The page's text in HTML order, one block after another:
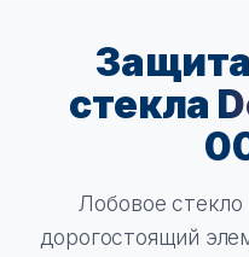
стекла
Лобовое
дорогостоящий